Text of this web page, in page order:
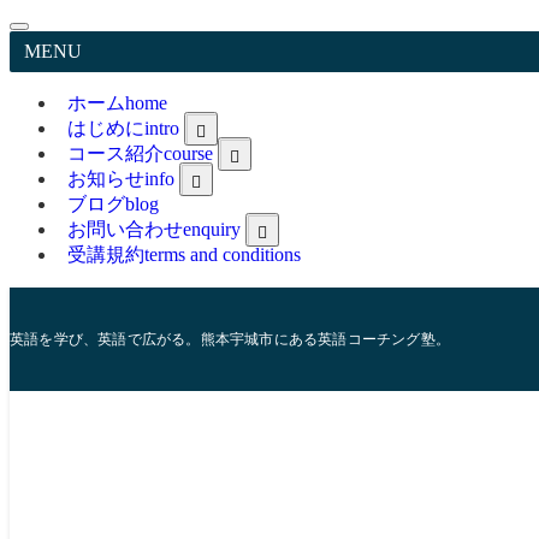
MENU
ホームhome
はじめにintro
greetings
trainer
コース紹介course
お知らせinfo
ブログblog
お問い合わせenquiry
受講規約terms and conditions
英語を学び、英語で広がる。熊本宇城市にある英語コーチング塾。